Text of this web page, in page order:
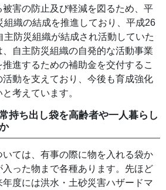
害の防止及び軽減を図るため、平
組織の結成を推進しており、平成26
防災組織が結成され活動していた
自主防災組織の自発的な活動事業
進するための補助金を交付するこ
動を支えており、今後も育成強化
考えています。
持ち出し袋を高齢者や一人暮らし
ては、有事の際に物を入れる袋か
った物まで各種あります。先ほど
度には洪水・土砂災害ハザードマ